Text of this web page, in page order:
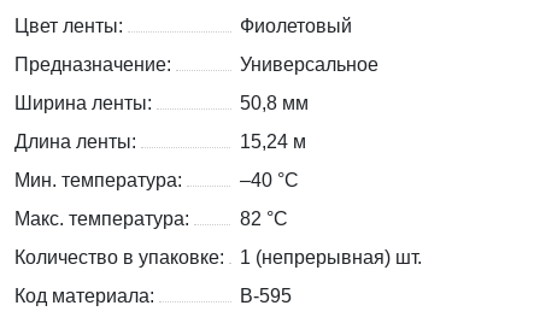
Цвет ленты:
Фиолетовый
Предназначение:
Универсальное
Ширина ленты:
50,8 мм
Длина ленты:
15,24 м
Мин. температура:
–40 °С
Макс. температура:
82 °С
Количество в упаковке:
1 (непрерывная) шт.
Код материала:
B-595